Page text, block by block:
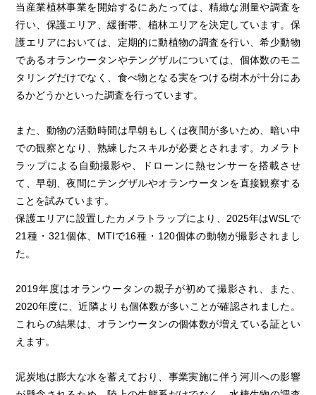
当産業植林事業を開始するにあたっては、精緻な測量や調査を
行い、保護エリア、緩衝帯、植林エリアを決定しています。保
護エリアにおいては、定期的に動植物の調査を行い、希少動物
であるオランウータンやテングザルについては、個体数のモニ
タリングだけでなく、食べ物となる実をつける樹木が十分にあ
るかどうかといった調査を行っています。
また、動物の活動時間は早朝もしくは夜間が多いため、暗い中
での観察となり、熟練したスキルが必要とされます。カメラト
ラップによる自動撮影や、ドローンに熱センサーを搭載させ
て、早朝、夜間にテングザルやオランウータンを直接観察する
ことを試みています。
保護エリアに設置したカメラトラップにより、2025年はWSLで
21種・321個体、 MTIで16種・120個体の動物が撮影されまし
た。
2019年度はオランウータンの親子が初めて撮影され、また、
2020年度に、近隣よりも個体数が多いことが確認されました。
これらの結果は、オランウータンの個体数が増えている証とい
えます。
泥炭地は膨大な水を蓄えており、事業実施に伴う河川への影響